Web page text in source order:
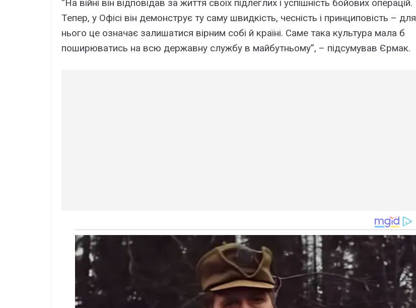
“На війні він відповідав за життя своїх підлеглих і успішність бойових операцій.
Тепер, у Офісі він демонструє ту саму швидкість, чесність і принциповість – для
нього це означає залишатися вірним собі й країні. Саме така культура мала б
поширюватись на всю державну службу в майбутньому”, – підсумував Єрмак.